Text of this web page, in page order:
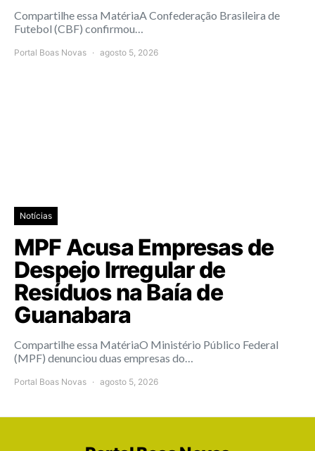
Compartilhe essa MatériaA Confederação Brasileira de
Futebol (CBF) confirmou…
Portal Boas Novas agosto 5, 2026
Notícias
MPF Acusa Empresas de
Despejo Irregular de
Resíduos na Baía de
Guanabara
Compartilhe essa MatériaO Ministério Público Federal
(MPF) denunciou duas empresas do…
Portal Boas Novas agosto 5, 2026